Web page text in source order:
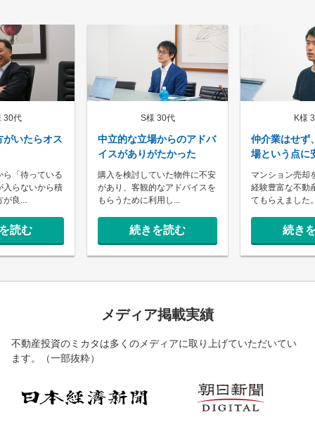
30代
がいたらオス
ら「待っている
入らないから積
が良...
読む
S様 30代
中立的な立場からのアドバ
イスがありがたかった
購入を検討していた物件に不安
があり、客観的なアドバイスを
もらうために利用し...
続きを読む
K様
仲介業はせず
場という点に
マンション売却
経験豊富な不動
てもらえました
続き
メディア掲載実績
不動産投資のミカタは多くのメディアに取り上げていただいてい
ます。（一部抜粋）